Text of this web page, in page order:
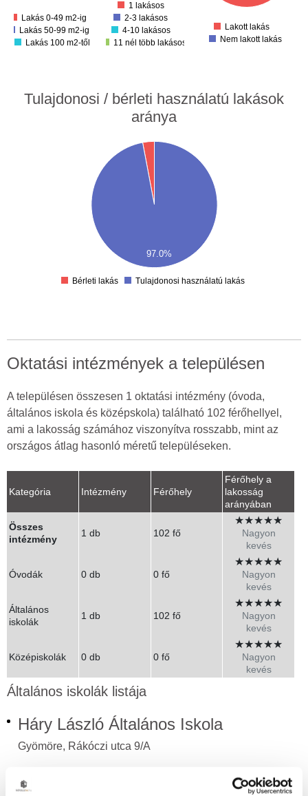
Lakás 0-49 m2-ig
Lakás 50-99 m2-ig
Lakás 100 m2-től
1 lakásos
2-3 lakásos
4-10 lakásos
11 nél több lakásos
Lakott lakás
Nem lakott lakás
Tulajdonosi / bérleti használatú lakások
aránya
97.0%
Bérleti lakás Tulajdonosi használatú lakás
Oktatási intézmények a településen
A településen összesen 1 oktatási intézmény (óvoda,
általános iskola és középskola) található 102 férőhellyel,
ami a lakosság számához viszonyítva rosszabb, mint az
országos átlag hasonló méretű településeken.
Kategória Intézmény Férőhely
Férőhely a
lakosság
arányában
Összes
intézmény
1 db 102 fő
★
★
★
★
★
Nagyon
kevés
Óvodák 0 db 0 fő
★
★
★
★
★
Nagyon
kevés
Általános
iskolák
1 db 102 fő
★
★
★
★
★
Nagyon
kevés
Középiskolák 0 db 0 fő
★
★
★
★
★
Nagyon
kevés
Általános iskolák listája
Háry László Általános Iskola
Gyömöre, Rákóczi utca 9/A